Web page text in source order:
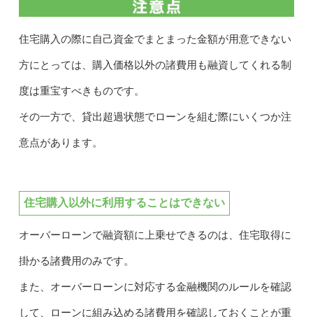
住宅購入の際に自己資金でまとまった金額が用意できない
方にとっては、購入価格以外の諸費用も融資してくれる制
度は重宝すべきものです。
その一方で、貸出超過状態でローンを組む際にいくつか注
意点があります。
住宅購入以外に利用することはできない
オーバーローンで融資額に上乗せできるのは、住宅取得に
掛かる諸費用のみです。
また、オーバーローンに対応する金融機関のルールを確認
して、ローンに組み込める諸費用を確認しておくことが重